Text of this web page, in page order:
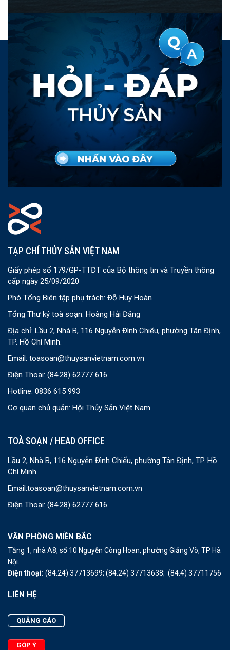
TẠP CHÍ THỦY SẢN VIỆT NAM
Giấy phép số 179/GP-TTĐT của Bộ thông tin và Truyền thông
cấp ngày 25/09/2020
Phó Tổng Biên tập phụ trách: Đỗ Huy Hoàn
Tổng Thư ký toà soạn: Hoàng Hải Đăng
Địa chỉ: Lầu 2, Nhà B, 116 Nguyễn Đình Chiểu, phường Tân Định,
TP. Hồ Chí Minh.
Email: toasoan@thuysanvietnam.com.vn
Điện Thoại: (84.28) 62777 616
Hotline: 0836 615 993
Cơ quan chủ quản: Hội Thủy Sản Việt Nam
TOÀ SOẠN / HEAD OFFICE
Lầu 2, Nhà B, 116 Nguyễn Đình Chiểu, phường Tân Định, TP. Hồ
Chí Minh.
Email:toasoan@thuysanvietnam.com.vn
Điện Thoại: (84.28) 62777 616
VĂN PHÒNG MIỀN BẮC
Tầng 1, nhà A8, số 10 Nguyễn Công Hoan, phường Giảng Võ, TP Hà
Nội.
Điện thoại: (84.24) 37713699; (84.24) 37713638; (84.4) 37711756
LIÊN HỆ
QUẢNG CÁO
GÓP Ý